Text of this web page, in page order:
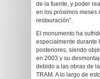
de la fuente, y poder
en los próximos meses
restauración”.
El monumento ha
especialmente durante
posteriores, siendo
en 2003 y su
debido a las obras de
TRAM. A lo largo de